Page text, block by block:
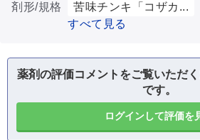
剤形/規格
苦味チンキ「コザカ...
すべて見る
薬剤の評価コメントをご覧いただ
です。
ログインして評価を